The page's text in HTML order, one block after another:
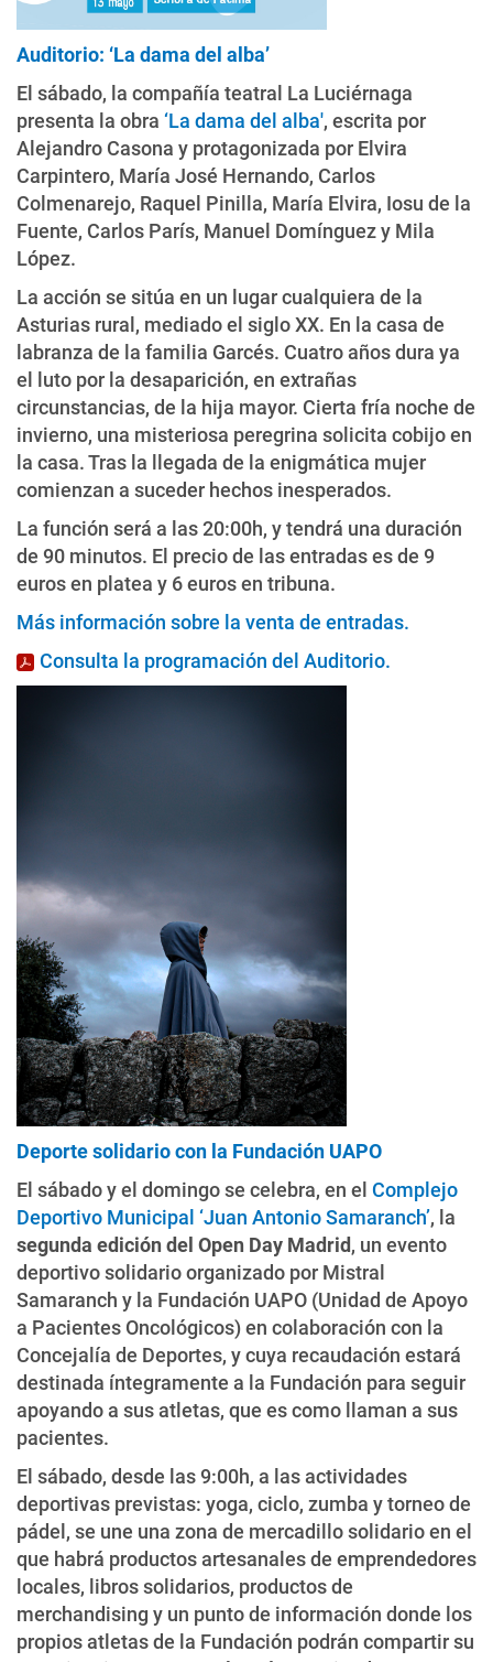
Auditorio: ‘La dama del alba’
El sábado, la compañía teatral La Luciérnaga
presenta la obra ‘La dama del alba', escrita por
Alejandro Casona y protagonizada por Elvira
Carpintero, María José Hernando, Carlos
Colmenarejo, Raquel Pinilla, María Elvira, Iosu de la
Fuente, Carlos París, Manuel Domínguez y Mila
López.
La acción se sitúa en un lugar cualquiera de la
Asturias rural, mediado el siglo XX. En la casa de
labranza de la familia Garcés. Cuatro años dura ya
el luto por la desaparición, en extrañas
circunstancias, de la hija mayor. Cierta fría noche de
invierno, una misteriosa peregrina solicita cobijo en
la casa. Tras la llegada de la enigmática mujer
comienzan a suceder hechos inesperados.
La función será a las 20:00h, y tendrá una duración
de 90 minutos. El precio de las entradas es de 9
euros en platea y 6 euros en tribuna.
Más información sobre la venta de entradas.
Consulta la programación del Auditorio.
Deporte solidario con la Fundación UAPO
El sábado y el domingo se celebra, en el Complejo
Deportivo Municipal ‘Juan Antonio Samaranch’, la
segunda edición del Open Day Madrid, un evento
deportivo solidario organizado por Mistral
Samaranch y la Fundación UAPO (Unidad de Apoyo
a Pacientes Oncológicos) en colaboración con la
Concejalía de Deportes, y cuya recaudación estará
destinada íntegramente a la Fundación para seguir
apoyando a sus atletas, que es como llaman a sus
pacientes.
El sábado, desde las 9:00h, a las actividades
deportivas previstas: yoga, ciclo, zumba y torneo de
pádel, se une una zona de mercadillo solidario en el
que habrá productos artesanales de emprendedores
locales, libros solidarios, productos de
merchandising y un punto de información donde los
propios atletas de la Fundación podrán compartir su